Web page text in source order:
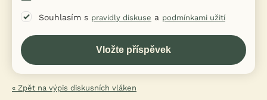
Souhlasím s pravidly diskuse a podmínkami užití
« Zpět na výpis diskusních vláken